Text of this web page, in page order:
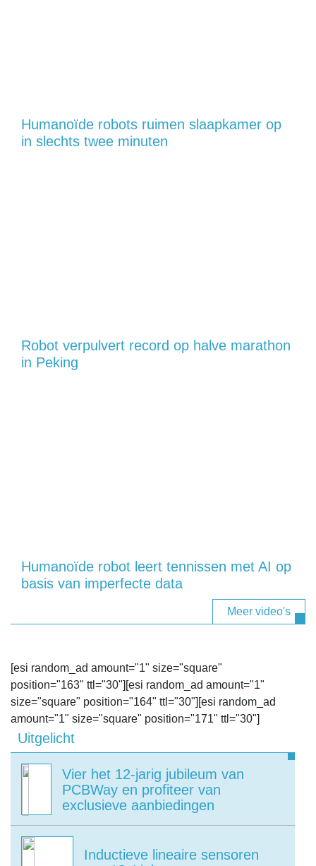
Humanoïde robots ruimen slaapkamer op
in slechts twee minuten
Robot verpulvert record op halve marathon
in Peking
Humanoïde robot leert tennissen met AI op
basis van imperfecte data
Meer video's
[esi random_ad amount="1" size="square"
position="163" ttl="30"][esi random_ad amount="1"
size="square" position="164" ttl="30"][esi random_ad
amount="1" size="square" position="171" ttl="30"]
Uitgelicht
Vier het 12-jarig jubileum van
PCBWay en profiteer van
exclusieve aanbiedingen
Inductieve lineaire sensoren